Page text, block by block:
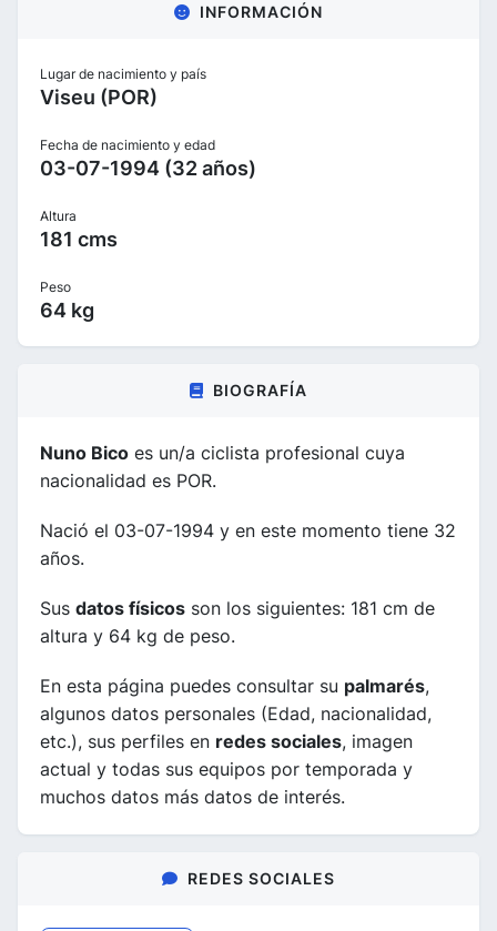
INFORMACIÓN
Lugar de nacimiento y país
Viseu (POR)
Fecha de nacimiento y edad
03-07-1994 (32 años)
Altura
181 cms
Peso
64 kg
BIOGRAFÍA
Nuno Bico es un/a ciclista profesional cuya
nacionalidad es POR.
Nació el 03-07-1994 y en este momento tiene 32
años.
Sus datos físicos son los siguientes: 181 cm de
altura y 64 kg de peso.
En esta página puedes consultar su palmarés,
algunos datos personales (Edad, nacionalidad,
etc.), sus perfiles en redes sociales, imagen
actual y todas sus equipos por temporada y
muchos datos más datos de interés.
REDES SOCIALES